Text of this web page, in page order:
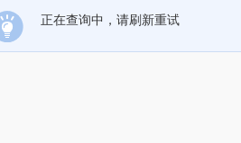
正在查询中，请刷新重试